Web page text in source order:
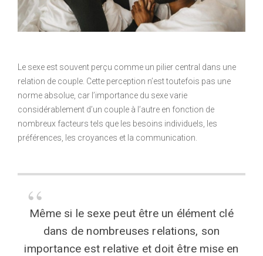
Le sexe est souvent perçu comme un pilier central dans une
relation de couple. Cette perception n’est toutefois pas une
norme absolue, car l’importance du sexe varie
considérablement d’un couple à l’autre en fonction de
nombreux facteurs tels que les besoins individuels, les
préférences, les croyances et la communication.
Même si le sexe peut être un élément clé
dans de nombreuses relations, son
importance est relative et doit être mise en